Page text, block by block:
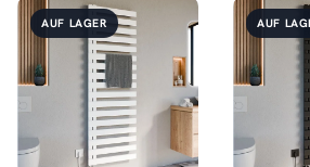
AUF LAGER AUF